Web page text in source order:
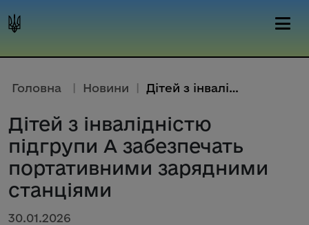
Головна | Новини | Дітей з інвалідністю підгрупи ...
Дітей з інвалідністю
підгрупи А забезпечать
портативними зарядними
станціями
30.01.2026